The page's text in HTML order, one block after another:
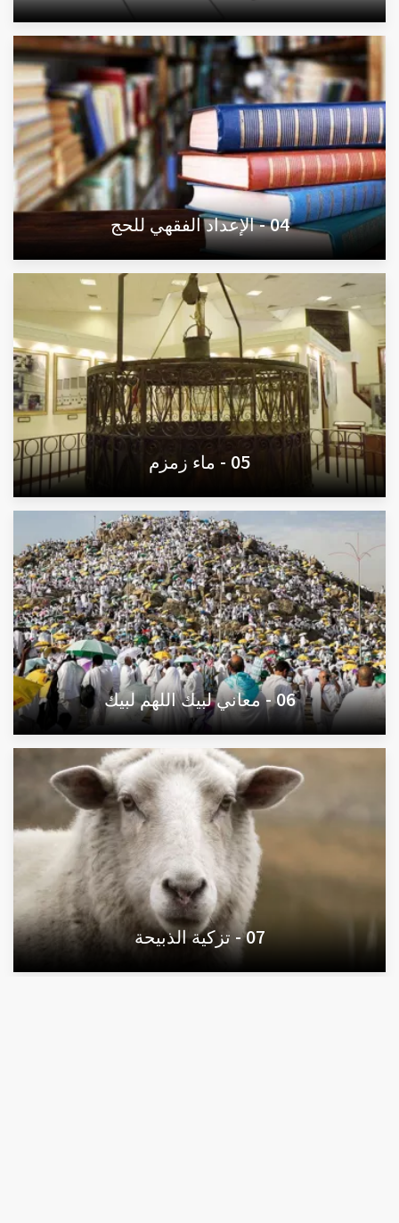
04 - الإعداد الفقهي للحج
05 - ماء زمزم
06 - معاني لبيك اللهم لبيك
07 - تزكية الذبيحة